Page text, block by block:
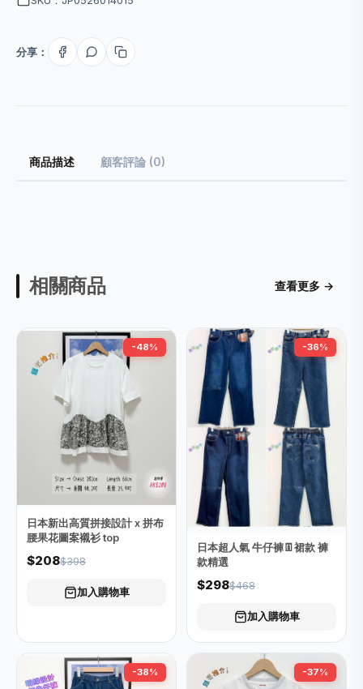
分享：
商品描述 顧客評論 (0)
相關商品 查看更多 →
-48%
日本新出高質拼接設計 x 拼布
腰果花圖案襯衫 top
$208$398
加入購物車
-36%
日本超人氣 牛仔褲👖裙款 褲
款精選
$298$468
加入購物車
-38% -37%